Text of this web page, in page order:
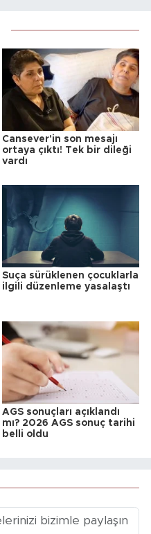
Cansever'in son mesajı
ortaya çıktı! Tek bir dileği
vardı
Suça sürüklenen çocuklarla
ilgili düzenleme yasalaştı
AGS sonuçları açıklandı
mı? 2026 AGS sonuç tarihi
belli oldu